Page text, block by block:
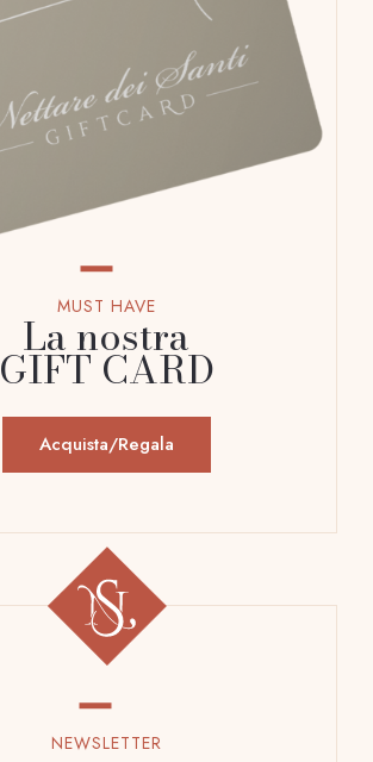
MUST HAVE
La nostra
GIFT CARD
Acquista/Regala
NEWSLETTER